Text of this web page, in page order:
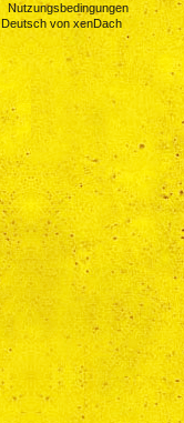
Nutzungsbedingungen
Deutsch von xenDach